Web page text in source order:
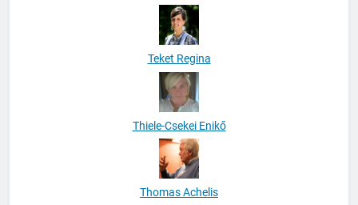
Teket Regina
Thiele-Csekei Enikő
Thomas Achelis